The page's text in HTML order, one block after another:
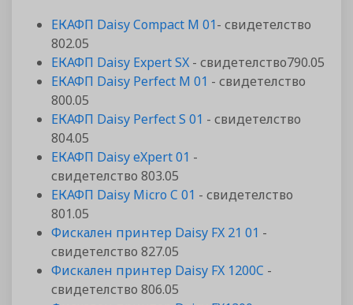
ЕКАФП Daisy Compact М 01- свидетелство
802.05
ЕКАФП Daisy Expert SX - свидетелство790.05
ЕКАФП Daisy Perfect M 01 - свидетелство
800.05
ЕКАФП Daisy Perfect S 01 - свидетелство
804.05
ЕКАФП Daisy eXpert 01 -
свидетелство 803.05
ЕКАФП Daisy Micro C 01 - свидетелство
801.05
Фискален принтер Daisy FX 21 01 -
свидетелство 827.05
Фискален принтер Daisy FX 1200C -
свидетелство 806.05